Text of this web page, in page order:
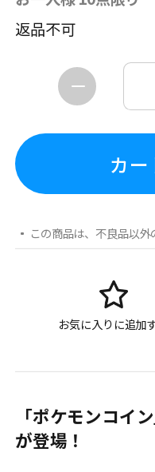
返品不可
カー
この商品は、不良品以外
お気に入りに追加
「ポケモンコイ
が登場！